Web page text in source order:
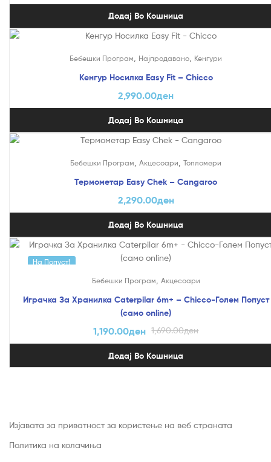
Додај Во Кошница
Бебешки Програм Најпродавано Кенгури
Кенгур Носилка Easy Fit – Chicco
2,990.00ден
Додај Во Кошница
Бебешки Програм Акцесоари Топломери
Термометар Easy Chek – Cangaroo
2,290.00ден
Додај Во Кошница
На Попуст!
Бебешки Програм Акцесоари
Играчка За Хранилка Caterpilar 6m+ – Chicco-Голем Попуст
(само online)
1,690.00ден
Original
price
was:
1,190.00денCurrent
price
is:
Додај Во Кошница
Изјавата за приватност за користење на веб страната
Политика на колачиња